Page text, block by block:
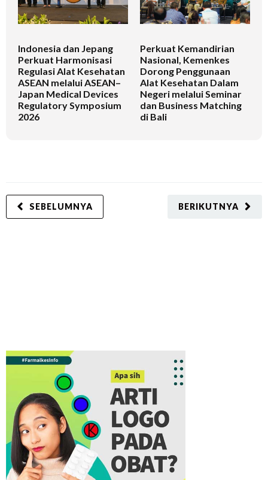
Indonesia dan Jepang
Perkuat Harmonisasi
Regulasi Alat Kesehatan
ASEAN melalui ASEAN–
Japan Medical Devices
Regulatory Symposium
2026
Perkuat Kemandirian
Nasional, Kemenkes
Dorong Penggunaan
Alat Kesehatan Dalam
Negeri melalui Seminar
dan Business Matching
di Bali
BERIKUTNYA
SEBELUMNYA